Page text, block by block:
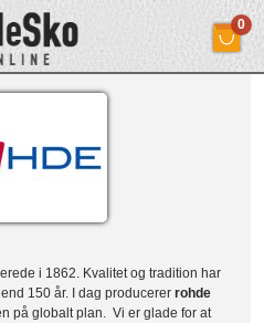
0
i 1862. Kvalitet og tradition har
150 år. I dag producerer rohde
på globalt plan. Vi er glade for at